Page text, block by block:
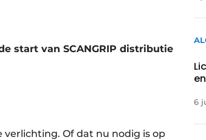
start van SCANGRIP distributie
Of dat nu nodig is op
6